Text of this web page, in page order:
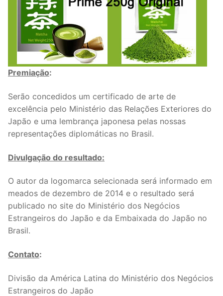
Premiação:
Serão concedidos um certificado de arte de
excelência pelo Ministério das Relações Exteriores do
Japão e uma lembrança japonesa pelas nossas
representações diplomáticas no Brasil.
Divulgação do resultado:
O autor da logomarca selecionada será informado em
meados de dezembro de 2014 e o resultado será
publicado no site do Ministério dos Negócios
Estrangeiros do Japão e da Embaixada do Japão no
Brasil.
Contato:
Divisão da América Latina do Ministério dos Negócios
Estrangeiros do Japão